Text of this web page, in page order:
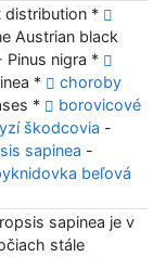
*
Austrian black
Pinus nigra *
*
choroby
*
borovicové
škodcovia -
sapinea -
beľová
sapinea je v
stále